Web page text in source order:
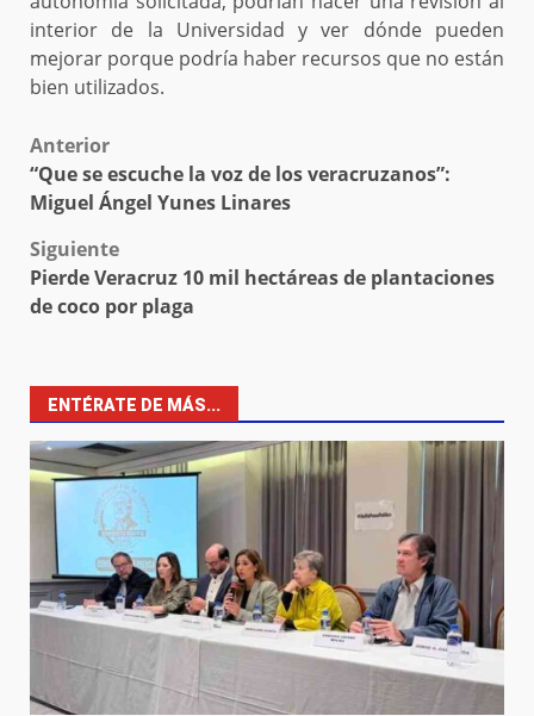
interior de la Universidad y ver dónde pueden
mejorar porque podría haber recursos que no están
bien utilizados.
Post
navigation
Anterior
“Que se escuche la voz de los veracruzanos”:
Miguel Ángel Yunes Linares
Siguiente
Pierde Veracruz 10 mil hectáreas de plantaciones
de coco por plaga
ENTÉRATE DE MÁS...